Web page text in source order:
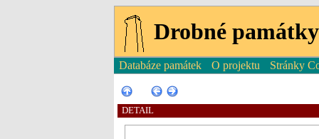
Drobné
Databáze památek O projektu Stránky
DETAIL